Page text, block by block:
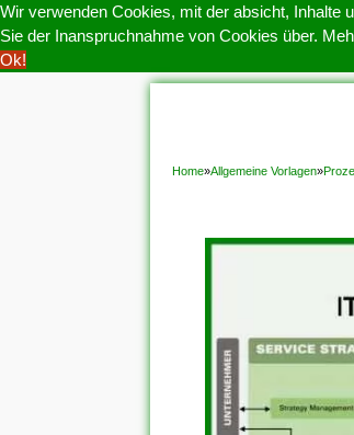
Wir verwenden Cookies, mit der absicht, Inhalte
Sie der Inanspruchnahme von Cookies über.
Ok!
Home»Allgemeine Vorlagen»